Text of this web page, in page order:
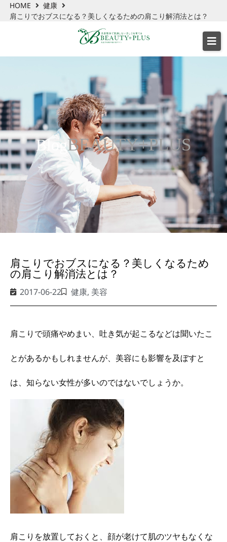
HOME
健康
肩こりでおブスになる？美しくなるための肩こり解消法とは？
BlogBEAUTY+PLUS
肩こりでおブスになる？美しくなるため
の肩こり解消法とは？
2017-06-22 健康, 美容
肩こりで頭痛やめまい、吐き気が起こるなどは聞いたこ
とがあるかもしれませんが、美容にも影響を及ぼすと
は、知らない女性が多いのではないでしょうか。
肩こりを放置しておくと、顔が老けて肌のツヤもなくな